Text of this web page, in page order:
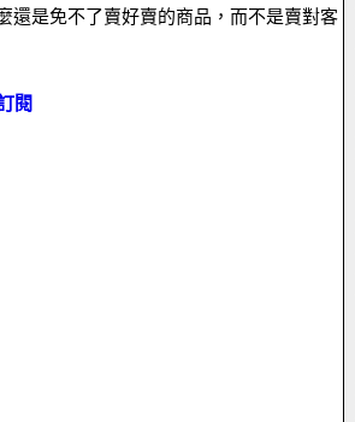
還是免不了賣好賣的商品，而不是賣對客
閱